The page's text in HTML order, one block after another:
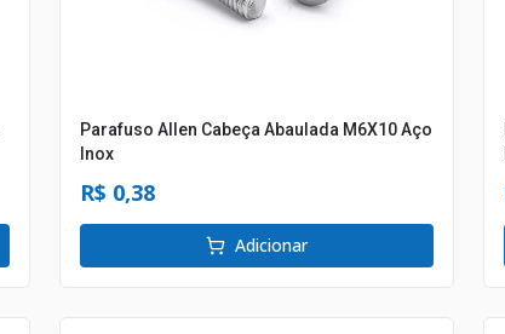
Parafuso Allen Cabeça Abaulada M6X10 Aço
Inox
R$ 0,38
Adicionar